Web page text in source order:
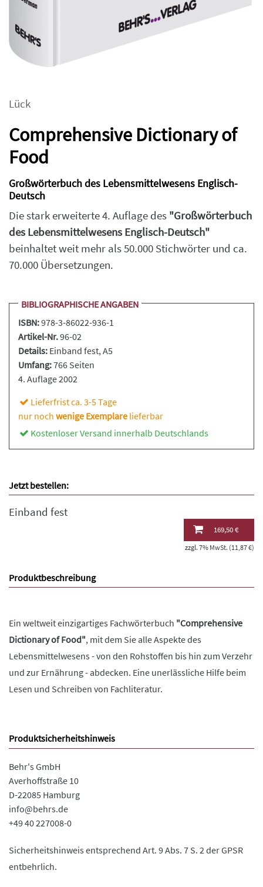
Lück
Comprehensive Dictionary of
Food
Großwörterbuch des Lebensmittelwesens Englisch-
Deutsch
Die stark erweiterte 4. Auflage des "Großwörterbuch
des Lebensmittelwesens Englisch-Deutsch"
beinhaltet weit mehr als 50.000 Stichwörter und ca.
70.000 Übersetzungen.
BIBLIOGRAPHISCHE ANGABEN
ISBN:978-3-86022-936-1
Artikel-Nr.96-02
Details: Einband fest, A5
Umfang:766 Seiten
4. Auflage 2002
Lieferfrist ca. 3-5 Tage
nur noch wenige Exemplare lieferbar
Kostenloser Versand innerhalb Deutschlands
Jetzt bestellen:
Einband fest
169,50 €
zzgl. 7% MwSt. (11,87 €)
Produktbeschreibung
Ein weltweit einzigartiges Fachwörterbuch "Comprehensive
Dictionary of Food", mit dem Sie alle Aspekte des
Lebensmittelwesens - von den Rohstoffen bis hin zum Verzehr
und zur Ernährung - abdecken. Eine unerlässliche Hilfe beim
Lesen und Schreiben von Fachliteratur.
Produktsicherheitshinweis
Behr's GmbH
Averhoffstraße 10
D-22085 Hamburg
info@behrs.de
+49 40 227008-0
Sicherheitshinweis entsprechend Art. 9 Abs. 7 S. 2 der GPSR
entbehrlich.